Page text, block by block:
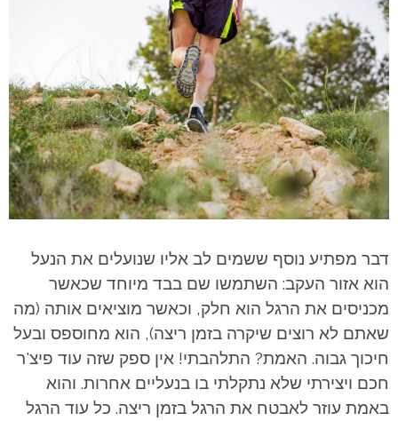
דבר מפתיע נוסף ששמים לב אליו שנועלים את הנעל
הוא אזור העקב: השתמשו שם בבד מיוחד שכאשר
מכניסים את הרגל הוא חלק, וכאשר מוציאים אותה (מה
שאתם לא רוצים שיקרה בזמן ריצה), הוא מחוספס ובעל
חיכוך גבוה. האמת? התלהבתי! אין ספק שזה עוד פיצ'ר
חכם ויצירתי שלא נתקלתי בו בנעליים אחרות. והוא
באמת עוזר לאבטח את הרגל בזמן ריצה. כל עוד הרגל